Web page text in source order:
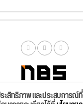
สิทธิภาพ และประสบการณ์ที่